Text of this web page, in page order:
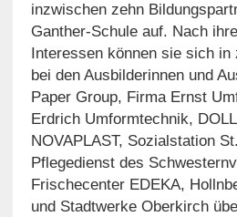
inzwischen zehn
Ganther-Schule auf. Nach
Interessen können sie sich
bei den Ausbilderinnen und
Paper Group, Firma Ernst
Erdrich Umformtechnik,
NOVAPLAST, Sozialstation
Pflegedienst des
Frischecenter EDEKA,
und Stadtwerke Oberkirch